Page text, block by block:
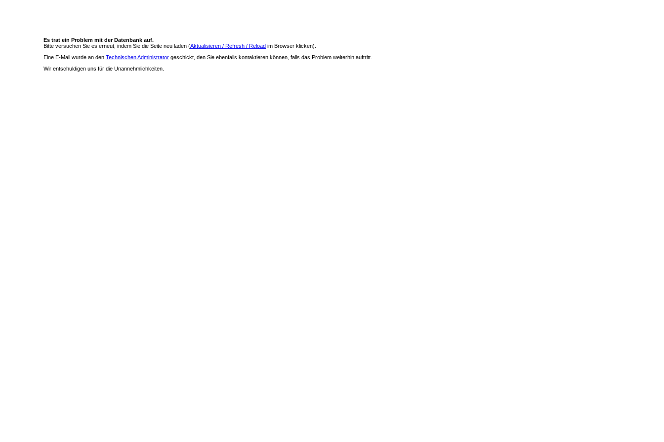
Es trat ein Problem mit der Datenbank auf.
Bitte versuchen Sie es erneut, indem Sie die Seite neu laden (Aktualisieren / Refresh / Reload im Browser klicken).
Eine E-Mail wurde an den Technischen Administrator geschickt, den Sie ebenfalls kontaktieren können, falls das Problem weiterhin auftritt.
Wir entschuldigen uns für die Unannehmlichkeiten.